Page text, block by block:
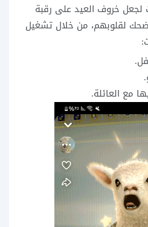
لجعل خروف العيد على رقبة
لقلوبهم، من خلال تشغيل
مع العائلة.